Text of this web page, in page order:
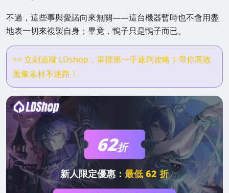
不過，這些事與愛諾向來無關——這台機器暫時也不會用盡
地表一切來複製自身；畢竟，鴨子只是鴨子而已。
>> 立刻追蹤 LDshop，掌握第一手速刷攻略！帶你高效
蒐集素材不迷路！
62折
新人限定優惠： 最低 62 折